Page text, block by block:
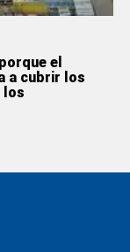
el
a cubrir los
los